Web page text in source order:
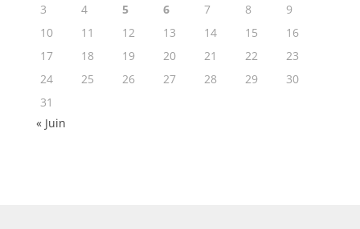
3
4 5 6 7 8
9
10
11 12 13 14 15
16
17
18 19 20 21 22
23
24
25 26 27 28 29
30
31
« Juin